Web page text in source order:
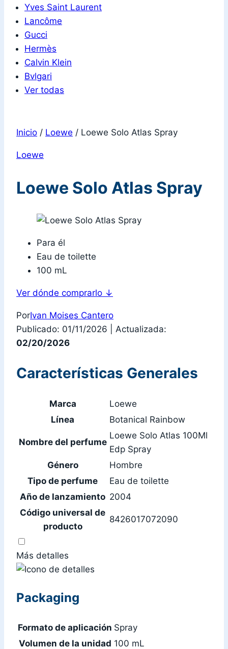
Yves Saint Laurent
Lancôme
Gucci
Hermès
Calvin Klein
Bvlgari
Ver todas
Inicio / Loewe / Loewe Solo Atlas Spray
Loewe
Loewe Solo Atlas Spray
Para él
Eau de toilette
100 mL
Ver dónde comprarlo ↓
PorIvan Moises Cantero
Publicado: 01/11/2026
Actualizada:
02/20/2026
Características Generales
Marca
Loewe
Línea
Botanical Rainbow
Nombre del perfume
Loewe Solo Atlas 100Ml
Edp Spray
Género
Hombre
Tipo de perfume
Eau de toilette
Año de lanzamiento 2004
Código universal de
producto
8426017072090
Más detalles
Packaging
Formato de aplicación Spray
Volumen de la unidad 100 mL